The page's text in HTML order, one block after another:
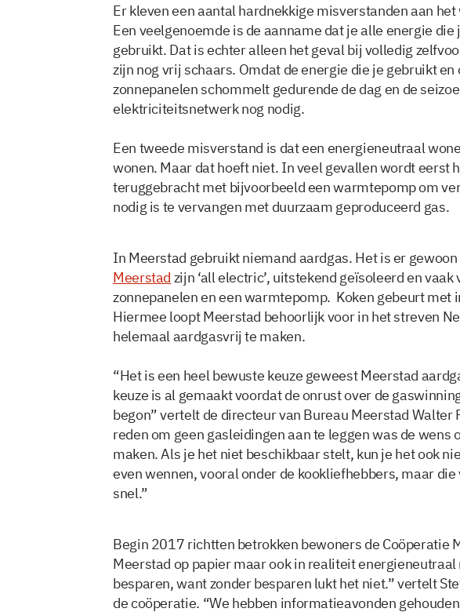
Er kleven een aantal hardnekkige misverstanden aan het
Een veelgenoemde is de aanname dat je alle energie die
gebruikt. Dat is echter alleen het geval bij volledig
zijn nog vrij schaars. Omdat de energie die je gebruikt
zonnepanelen schommelt gedurende de dag en de
elektriciteitsnetwerk nog nodig.
Een tweede misverstand is dat een energieneutraal
wonen. Maar dat hoeft niet. In veel gevallen wordt eerst
teruggebracht met bijvoorbeeld een warmtepomp om
nodig is te vervangen met duurzaam geproduceerd gas.
In Meerstad gebruikt niemand aardgas. Het is er
Meerstad zijn ‘all electric’, uitstekend geïsoleerd en vaak
zonnepanelen en een warmtepomp. Koken gebeurt met
Hiermee loopt Meerstad behoorlijk voor in het streven
helemaal aardgasvrij te maken.
“Het is een heel bewuste keuze geweest Meerstad
keuze is al gemaakt voordat de onrust over de
begon” vertelt de directeur van Bureau Meerstad Walter
reden om geen gasleidingen aan te leggen was de wens
maken. Als je het niet beschikbaar stelt, kun je het ook
even wennen, vooral onder de kookliefhebbers, maar
snel.”
Begin 2017 richtten betrokken bewoners de Coöperatie
Meerstad op papier maar ook in realiteit
besparen, want zonder besparen lukt het niet.” vertelt
de coöperatie. “We hebben informatieavonden